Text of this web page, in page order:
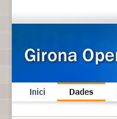
Inici Dades